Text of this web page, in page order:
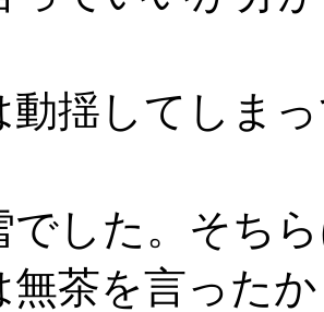
動揺してしま
でした。そち
無茶を言った